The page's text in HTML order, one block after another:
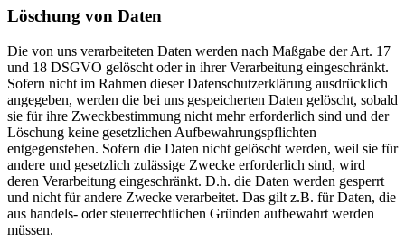
Löschung von Daten
Die von uns verarbeiteten Daten werden nach Maßgabe der Art. 17
und 18 DSGVO gelöscht oder in ihrer Verarbeitung eingeschränkt.
Sofern nicht im Rahmen dieser Datenschutzerklärung ausdrücklich
angegeben, werden die bei uns gespeicherten Daten gelöscht, sobald
sie für ihre Zweckbestimmung nicht mehr erforderlich sind und der
Löschung keine gesetzlichen Aufbewahrungspflichten
entgegenstehen. Sofern die Daten nicht gelöscht werden, weil sie für
andere und gesetzlich zulässige Zwecke erforderlich sind, wird
deren Verarbeitung eingeschränkt. D.h. die Daten werden gesperrt
und nicht für andere Zwecke verarbeitet. Das gilt z.B. für Daten, die
aus handels- oder steuerrechtlichen Gründen aufbewahrt werden
müssen.